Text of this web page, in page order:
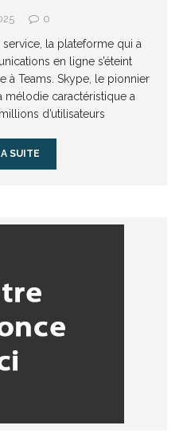
0
la plateforme qui a
en ligne s’éteint
à Teams. Skype, le pionnier
caractéristique a
d’utilisateurs
SUITE